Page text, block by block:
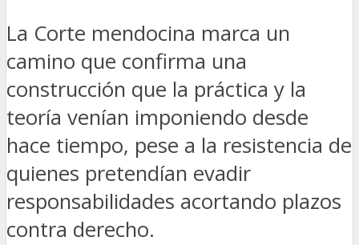
La Corte mendocina marca un
camino que confirma una
construcción que la práctica y la
teoría venían imponiendo desde
hace tiempo, pese a la resistencia de
quienes pretendían evadir
responsabilidades acortando plazos
contra derecho.